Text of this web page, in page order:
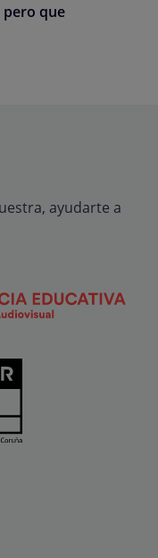
que
ayudarte a